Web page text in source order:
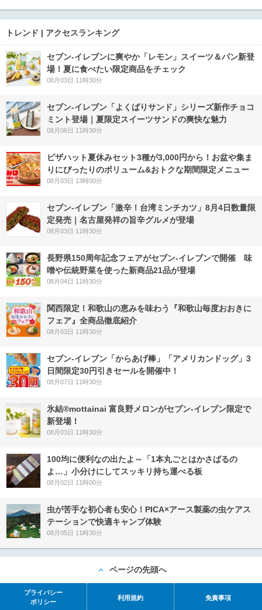
トレンド | アクセスランキング
セブン‐イレブンに爽やか「レモン」スイーツ＆パン新登
場！夏に食べたい限定商品をチェック
08月03日 11時30分
セブン‐イレブン「よくばりサンド」シリーズ新作チョコ
ミント登場｜夏限定スイーツサンドの爽快な魅力
08月06日 11時30分
ピザハット夏休みセット3種が3,000円から！お盆や集ま
りにぴったりのボリューム&おトクな期間限定メニュー
08月03日 13時00分
セブン-イレブン「激辛！台湾ミンチカツ」8月4日数量限
定発売｜名古屋発祥の旨辛グルメが登場
08月03日 11時30分
長野県150周年記念フェアがセブン-イレブンで開催 味
噌や伝統野菜を使った新商品21品が登場
08月04日 11時30分
関西限定！和歌山の恵みを味わう『和歌山毎度おおきに
フェア』全商品徹底紹介
08月03日 11時30分
セブン‐イレブン「からあげ棒」「アメリカンドッグ」3
日間限定30円引きセールを開催中！
08月07日 11時30分
氷結®mottainai 富良野メロンがセブン‐イレブン限定で
新登場！
08月03日 11時30分
100均に便利なの出たよ～「1本丸ごとはかさばるの
よ…」小分けにしてスッキリ持ち運べる板
08月02日 11時00分
虫が苦手な初心者も安心！PICA×アース製薬の虫ケアス
テーションで快適キャンプ体験
08月05日 11時30分
ページの先頭へ
プライバシー
ポリシー
利用規約 免責事項